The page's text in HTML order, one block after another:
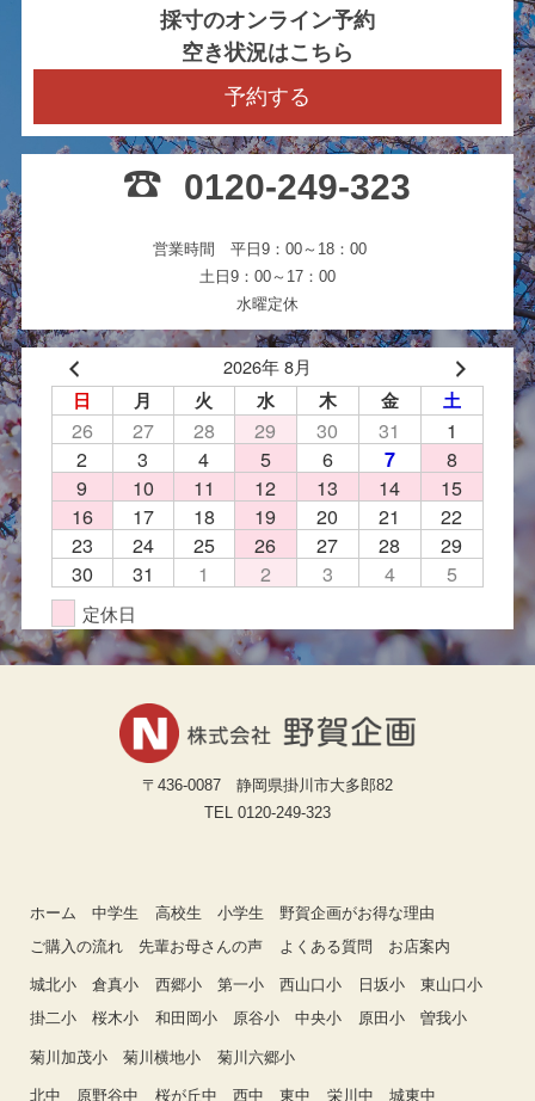
採寸のオンライン予約
空き状況はこちら
予約する
0120-249-323
営業時間 平日9：00～18：00
土日9：00～17：00
水曜定休
2026年 8月
日 月 火 水 木 金 土
26 27 28 29 30 31
1
2
3 4 5 6 7
8
9
10 11 12 13 14
15
16
17 18 19 20 21
22
23
24 25 26 27 28
29
30
31 1 2 3 4 5
定休日
〒436-0087 静岡県掛川市大多郎82
TEL 0120-249-323
ホーム 中学生 高校生 小学生
野賀企画がお得な理由
ご購入の流れ
先輩お母さんの声 よくある質問 お店案内
城北小 倉真小 西郷小 第一小 西山口小 日坂小
東山口小
掛二小
桜木小 和田岡小 原谷小 中央小 原田小 曽我小
菊川加茂小 菊川横地小 菊川六郷小
北中 原野谷中 桜が丘中 西中 東中 栄川中 城東中